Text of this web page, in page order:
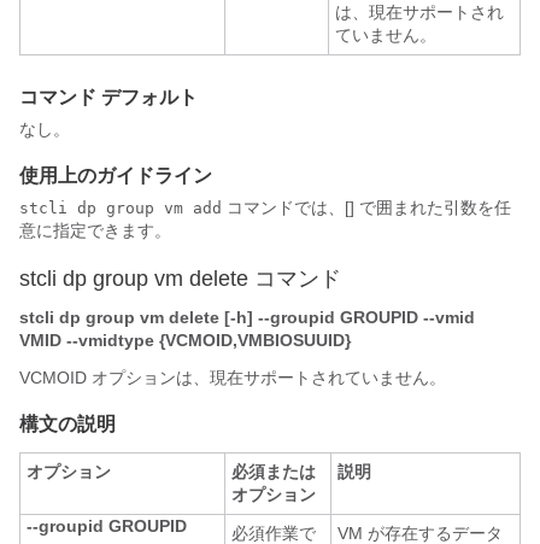
は、現在サポートされ
ていません。
コマンド デフォルト
なし。
使用上のガイドライン
stcli dp group vm add コマンドでは、[] で囲まれた引数を任
意に指定できます。
stcli dp group vm delete コマンド
stcli dp group vm delete [-h] --groupid GROUPID --vmid
VMID --vmidtype {VCMOID,VMBIOSUUID}
VCMOID オプションは、現在サポートされていません。
構文の説明
オプション
必須または
オプション
説明
--groupid GROUPID
必須作業で
VM が存在するデータ